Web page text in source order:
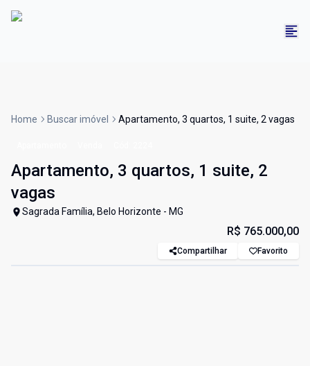
Home Buscar imóvel Apartamento, 3 quartos, 1 suite, 2 vagas
Apartamento, 3 quartos, 1 suite, 2
vagas
Sagrada Família, Belo Horizonte - MG
R$ 765.000,00
Compartilhar Favorito